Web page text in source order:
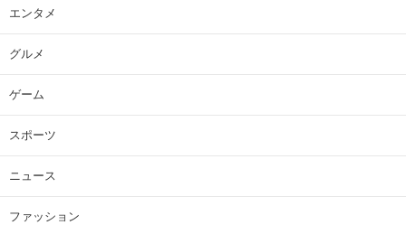
エンタメ
グルメ
ゲーム
スポーツ
ニュース
ファッション